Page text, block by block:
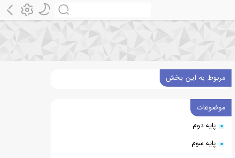
مربوط به این بخش
موضوعات
پایه دوم
پایه سوم